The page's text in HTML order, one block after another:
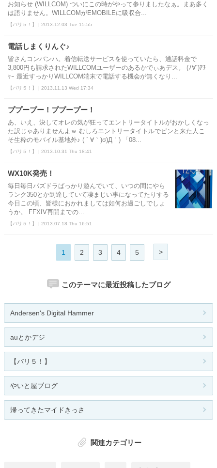
お知らせ (WILLCOM) ついにこの時がやって参りましたなぁ。まあ多く
は語りません。WILLCOMがEMOBILEに吸収合...
【バリ５！】 | 2013.12.03 Tue 15:55
電話しまくりんぐ♪
皆さんコンバンハ。着信転送サービスを使っていたら、通話料金で
3,800円も請求されたWILLCOMユーザーのあるかでぃあデス。 (ﾉ∀`)ｱﾁ
ｬｰ 最近すっかりWILLCOM端末で電話する機会が無くなり...
【バリ５！】 | 2013.11.13 Wed 17:34
ププープー！ププープー！
あ、いえ、決してオレの気が狂ってエントリータイトルがおかしくなっ
た訳じゃありませんよｗ むしろエントリータイトルでピンと来た人こ
そ生粋のモバイル基地外♪ ( ´ ∀｀)σ)Д｀) 「08...
【バリ５！】 | 2013.10.31 Thu 18:41
WX10K発売！
毎日毎日パズドラばっかり遊んでいて、いつの間にやら
ランク350とか到達していて凄まじい事になってたりする
今日この頃、皆様におかれましては如何お過ごしでしょ
うか。 FFXIV再開までの...
【バリ５！】 | 2013.07.18 Thu 16:51
1 2 3 4 5 >
このテーマに最近投稿したブログ
Andersen's Digital Hammer
auとかデジ
【バリ５！】
やいと屋ブログ
帰ってきたマイドきっさ
関連カテゴリー